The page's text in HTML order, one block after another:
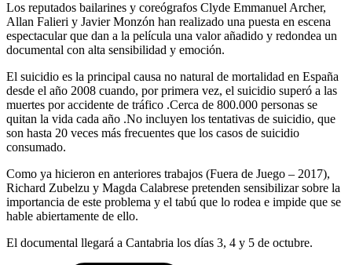
Los reputados bailarines y coreógrafos Clyde Emmanuel Archer,
Allan Falieri y Javier Monzón han realizado una puesta en escena
espectacular que dan a la película una valor añadido y redondea un
documental con alta sensibilidad y emoción.
El suicidio es la principal causa no natural de mortalidad en España
desde el año 2008 cuando, por primera vez, el suicidio superó a las
muertes por accidente de tráfico .Cerca de 800.000 personas se
quitan la vida cada año .No incluyen los tentativas de suicidio, que
son hasta 20 veces más frecuentes que los casos de suicidio
consumado.
Como ya hicieron en anteriores trabajos (Fuera de Juego – 2017),
Richard Zubelzu y Magda Calabrese pretenden sensibilizar sobre la
importancia de este problema y el tabú que lo rodea e impide que se
hable abiertamente de ello.
El documental llegará a Cantabria los días 3, 4 y 5 de octubre.